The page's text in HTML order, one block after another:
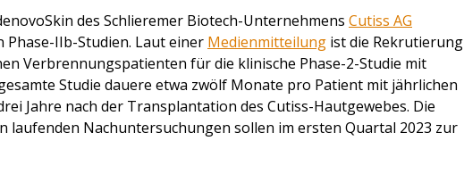
des Schlieremer Biotech-Unternehmens Cutiss AG
Phase-IIb-Studien. Laut einer Medienmitteilung ist die Rekrutierung
Verbrennungspatienten für die klinische Phase-2-Studie mit
Studie dauere etwa zwölf Monate pro Patient mit jährlichen
Jahre nach der Transplantation des Cutiss-Hautgewebes. Die
laufenden Nachuntersuchungen sollen im ersten Quartal 2023 zur